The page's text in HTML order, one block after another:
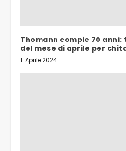
Thomann compie 70
del mese di aprile per
1. Aprile 2024